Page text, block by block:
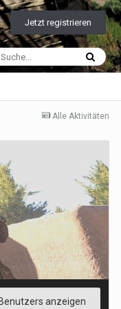
Jetzt registrieren
Alle Aktivitäten
anzeigen